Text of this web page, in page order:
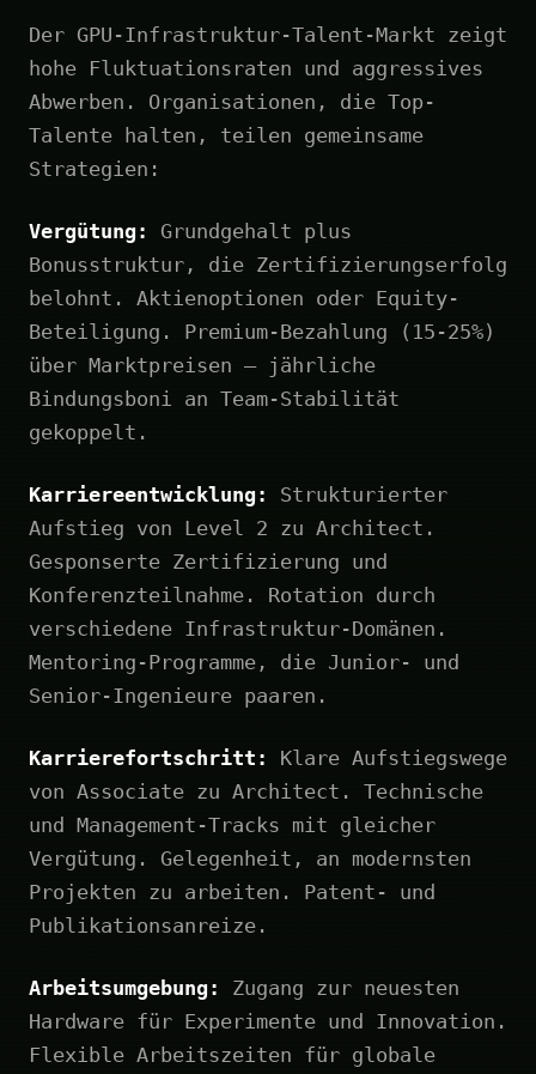
Der GPU-Infrastruktur-Talent-Markt zeigt
hohe Fluktuationsraten und aggressives
Abwerben. Organisationen, die Top-
Talente halten, teilen gemeinsame
Strategien:
Vergütung:
Grundgehalt plus
Bonusstruktur, die Zertifizierungserfolg
belohnt. Aktienoptionen oder Equity-
Beteiligung. Premium-Bezahlung (15-25%)
über Marktpreisen – jährliche
Bindungsboni an Team-Stabilität
gekoppelt.
Karriereentwicklung:
Strukturierter
Aufstieg von Level 2 zu Architect.
Gesponserte Zertifizierung und
Konferenzteilnahme. Rotation durch
verschiedene Infrastruktur-Domänen.
Mentoring-Programme, die Junior- und
Senior-Ingenieure paaren.
Karrierefortschritt:
Klare Aufstiegswege
von Associate zu Architect. Technische
und Management-Tracks mit gleicher
Vergütung. Gelegenheit, an modernsten
Projekten zu arbeiten. Patent- und
Publikationsanreize.
Arbeitsumgebung:
Zugang zur neuesten
Hardware für Experimente und Innovation.
Flexible Arbeitszeiten für globale